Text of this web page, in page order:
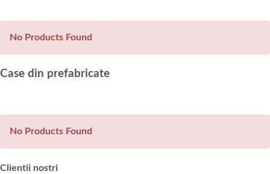
No Products Found
Case din prefabricate
No Products Found
Clientii nostri